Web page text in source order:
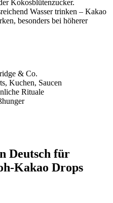
Kokosblütenzucker.
Wasser trinken – Kakao
besonders bei höherer
& Co.
Kuchen, Saucen
Rituale
Deutsch für
Kakao Drops